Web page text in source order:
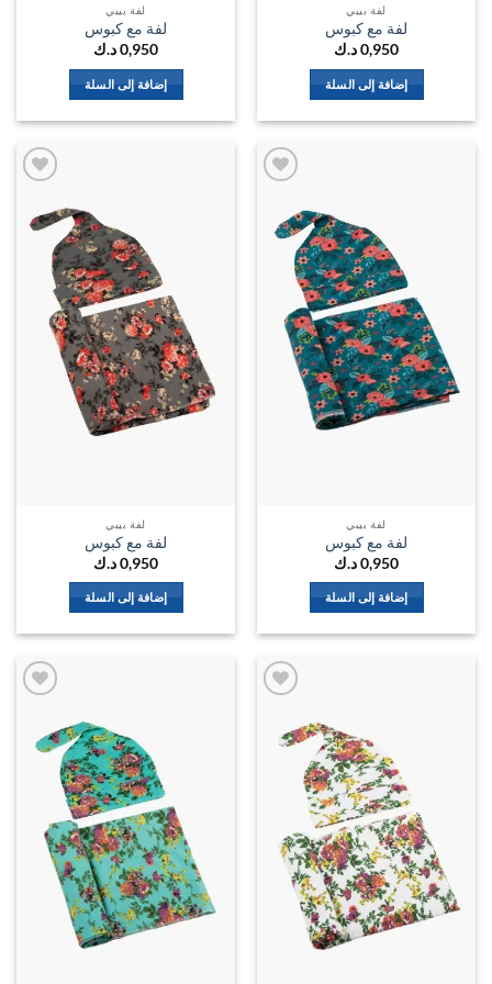
لفة بيبي
لفة مع كبوس
0,950د.ك
إضافة إلى السلة
لفة بيبي
لفة مع كبوس
0,950د.ك
إضافة إلى السلة
المفضلة
لفة بيبي
لفة مع كبوس
0,950د.ك
إضافة إلى السلة
لفة بيبي
لفة مع كبوس
0,950د.ك
إضافة إلى السلة